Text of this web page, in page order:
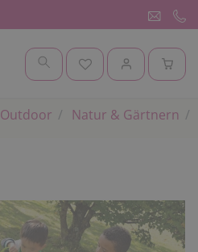
Outdoor Natur & Gärtnern